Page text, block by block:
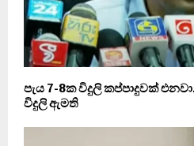
පැය 7-8ක විදුලි කප්පාදුවක්
විදුලි ඇමති